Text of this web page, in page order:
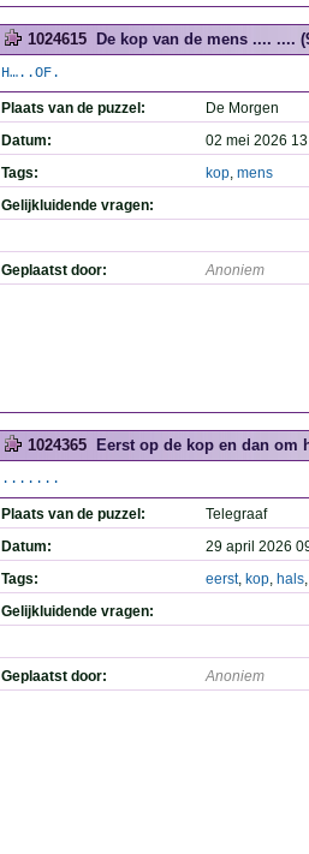
1024615 De kop van de mens .... ....
H…..OF.
Plaats van de puzzel:
De Morgen
Datum:
02 mei 2026
Tags:
kop, mens
Gelijkluidende vragen:
Geplaatst door: Anoniem
1024365 Eerst op de kop en dan om
.......
Plaats van de puzzel:
Telegraaf
Datum:
29 april 2026
Tags:
eerst, kop, hals
Gelijkluidende vragen:
Geplaatst door: Anoniem